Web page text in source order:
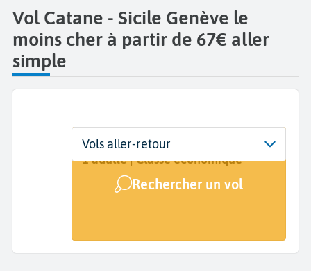
Vol Catane - Sicile Genève le
moins cher à partir de 67€ aller
simple
Départ
Catane (CTA)
Dates
Dates de votre voyage
Voyageurs | Classe
1 adulte | Classe économique
Rechercher un vol
Vols aller-retour